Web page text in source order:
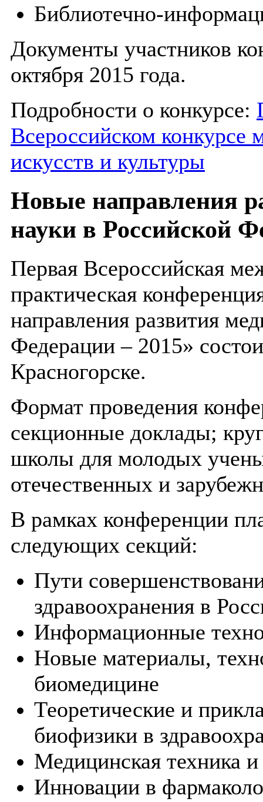
Библиотечно-
Документы участников
октября 2015 года.
Подробности о конкурсе:
Всероссийском конкурсе
искусств и культуры
Новые направления
науки в Российской
Первая Всероссийская
практическая
направления развития
Федерации – 2015»
Красногорске.
Формат проведения
секционные доклады;
школы для молодых
отечественных и
В рамках конференции
следующих секций:
Пути
здравоохранения в
Информационные
Новые материалы,
биомедицине
Теоретические и
биофизики в
Медицинская техника
Инновации в